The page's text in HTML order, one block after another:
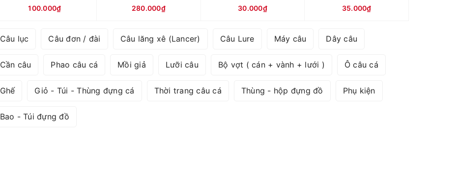
100.000₫ 280.000₫ 30.000₫ 35.000₫
Câu lục Câu đơn / đài Câu lăng xê (Lancer) Câu Lure Máy câu Dây câu
Cần câu Phao câu cá Mồi giả Lưỡi câu Bộ vợt ( cán + vành + lưới ) Ô câu cá
Ghế Giỏ - Túi - Thùng đựng cá Thời trang câu cá Thùng - hộp đựng đồ Phụ kiện
Bao - Túi đựng đồ